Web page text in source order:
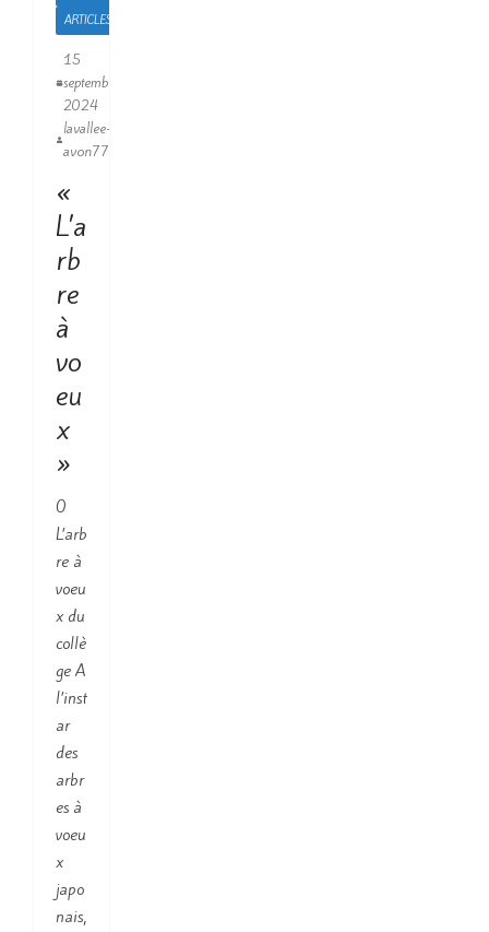
ARTICLES
15
septembre
2024
lavallee-
avon77
«
L’a
rb
re
à
vo
eu
x
»
0
L’arb
re à
voeu
x du
collè
ge A
l’inst
ar
des
arbr
es à
voeu
x
japo
nais,